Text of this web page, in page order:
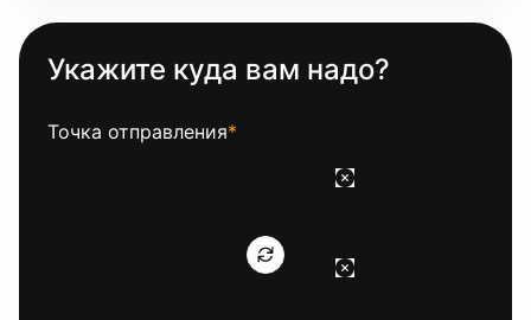
Укажите куда вам надо?
Точка отправления*